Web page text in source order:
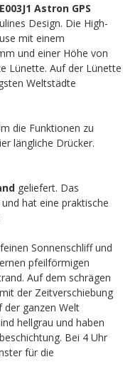
Astron GPS
Design. Die High-
mit einem
und einer Höhe von
Lünette. Auf der Lünette
Weltstädte
die Funktionen zu
längliche Drücker.
geliefert. Das
hat eine praktische
Sonnenschliff und
pfeilförmigen
Auf dem schrägen
der Zeitverschiebung
der ganzen Welt
hellgrau und haben
Bei 4 Uhr
für die